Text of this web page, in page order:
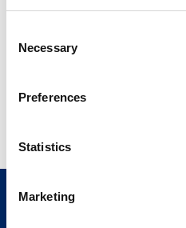
Selection
Necessary
Preferences
Statistics
Marketing
ripresa industriale